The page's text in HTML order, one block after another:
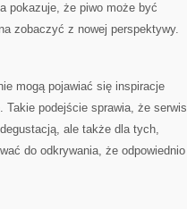
pokazuje, że piwo może być
zobaczyć z nowej perspektywy.
mogą pojawiać się inspiracje
podejście sprawia, że serwis
ale także dla tych,
do odkrywania, że odpowiednio